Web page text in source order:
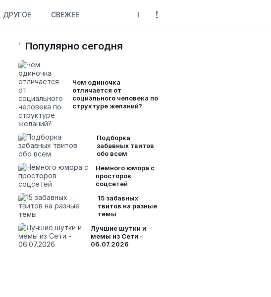
ДРУГОЕ СВЕЖЕЕ
Популярно сегодня
Чем одиночка
отличается от
социального человека по
структуре желаний?
Подборка
забавных твитов
обо всем
Немного юмора с
просторов
соцсетей
15 забавных
твитов на разные
темы
Лучшие шутки и
мемы из Сети -
06.07.2026